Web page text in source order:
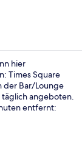
hier
Times Square
der Bar/Lounge
angeboten.
entfernt:
und die
Station 42nd St.
Times Sq.